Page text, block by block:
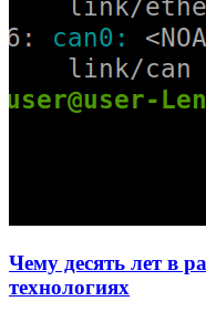
Чему десять лет в
технологиях